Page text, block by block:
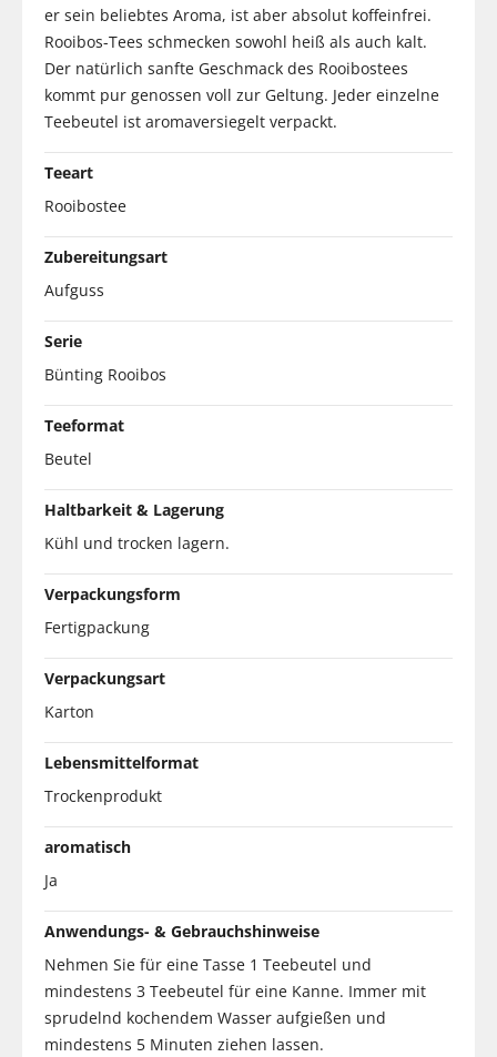
er sein beliebtes Aroma, ist aber absolut koffeinfrei.
Rooibos-Tees schmecken sowohl heiß als auch kalt.
Der natürlich sanfte Geschmack des Rooibostees
kommt pur genossen voll zur Geltung. Jeder einzelne
Teebeutel ist aromaversiegelt verpackt.
Teeart
Rooibostee
Zubereitungsart
Aufguss
Serie
Bünting Rooibos
Teeformat
Beutel
Haltbarkeit & Lagerung
Kühl und trocken lagern.
Verpackungsform
Fertigpackung
Verpackungsart
Karton
Lebensmittelformat
Trockenprodukt
aromatisch
Ja
Anwendungs- & Gebrauchshinweise
Nehmen Sie für eine Tasse 1 Teebeutel und
mindestens 3 Teebeutel für eine Kanne. Immer mit
sprudelnd kochendem Wasser aufgießen und
mindestens 5 Minuten ziehen lassen.